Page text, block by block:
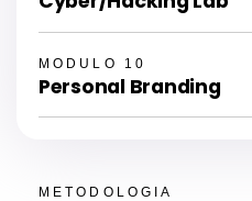
MODULO 10
Personal Branding
METODOLOGIA